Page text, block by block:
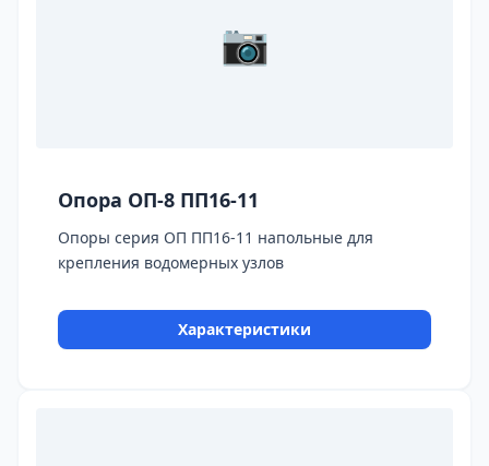
📷
Опора ОП-8 ПП16-11
Опоры серия ОП ПП16-11 напольные для
крепления водомерных узлов
Характеристики